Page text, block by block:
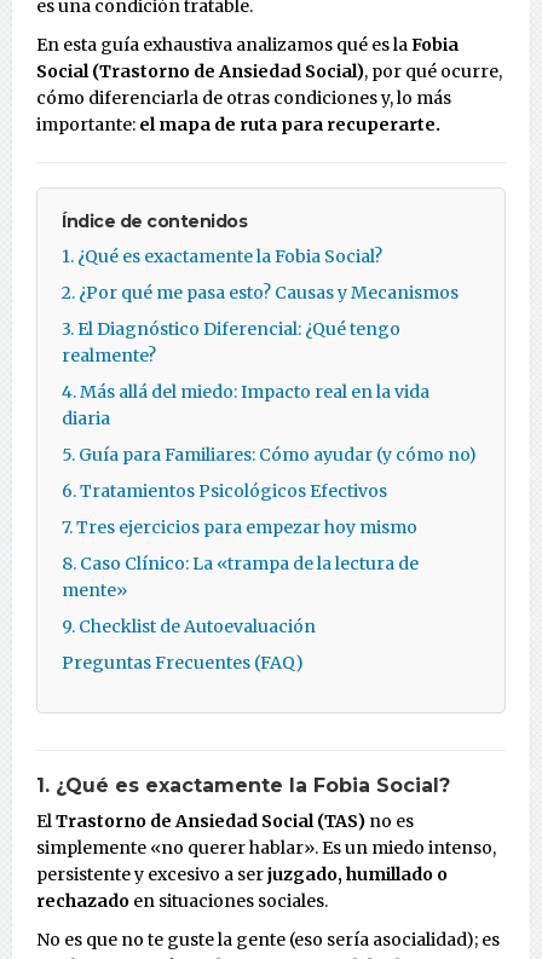
es una condición tratable.
En esta guía exhaustiva analizamos qué es laFobia
Social (Trastorno de Ansiedad Social), por qué ocurre,
cómo diferenciarla de otras condiciones y, lo más
importante: el mapa de ruta para recuperarte.
Índice de contenidos
1. ¿Qué es exactamente la Fobia Social?
2. ¿Por qué me pasa esto? Causas y Mecanismos
3. El Diagnóstico Diferencial: ¿Qué tengo
realmente?
4. Más allá del miedo: Impacto real en la vida
diaria
5. Guía para Familiares: Cómo ayudar (y cómo no)
6. Tratamientos Psicológicos Efectivos
7. Tres ejercicios para empezar hoy mismo
8. Caso Clínico: La «trampa de la lectura de
mente»
9. Checklist de Autoevaluación
Preguntas Frecuentes (FAQ)
1. ¿Qué es exactamente la Fobia Social?
ElTrastorno de Ansiedad Social (TAS) no es
simplemente «no querer hablar». Es un miedo intenso,
persistente y excesivo a serjuzgado, humillado o
rechazado en situaciones sociales.
No es que no te guste la gente (eso sería asocialidad); es